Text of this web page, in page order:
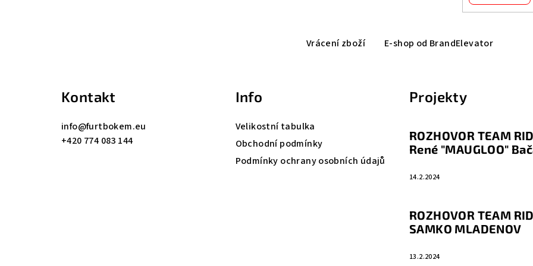
Vrácení zboží E-shop od BrandElevator
Kontakt
info@furtbokem.eu
+420 774 083 144
Info
Velikostní tabulka
Obchodní podmínky
Podmínky ochrany osobních údajů
Projekty
ROZHOVOR TEAM
René "MAUGLOO"
14.2.2024
ROZHOVOR TEAM
SAMKO MLADENOV
13.2.2024